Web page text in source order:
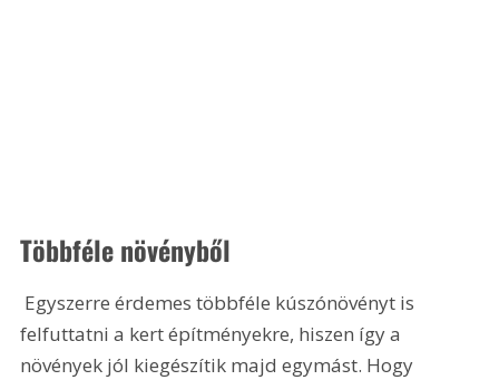
Többféle növényből
felfuttatni a kert építményekre, hiszen így a
növények jól kiegészítik majd egymást. Hogy